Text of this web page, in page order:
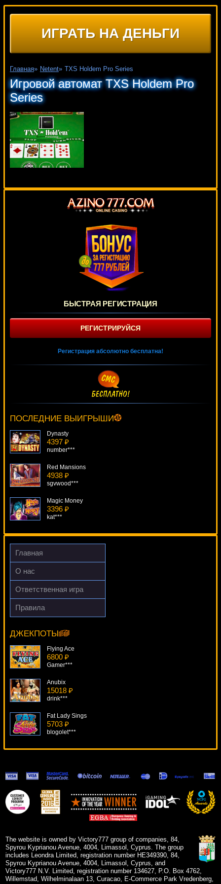
ИГРАТЬ НА ДЕНЬГИ
Главная» Netent» TXS Holdem Pro Series
Игровой автомат TXS Holdem Pro
Series
БЫСТРАЯ РЕГИСТРАЦИЯ
РЕГИСТРИРУЙСЯ
Регистрация абсолютно бесплатна!
ПОСЛЕДНИЕ ВЫИГРЫШИ
kat***
Dynasty
4397 ₽
number***
Red Mansions
4938 ₽
sgvwood***
Magic Money
3396 ₽
kat***
Noah's Ark
2758 ₽
tank***
Главная
О нас
Ответственная игра
Правила
ДЖЕКПОТЫ
Juice'n'Fruits
DenisVS***
Flying Ace
6800 ₽
Gamer***
Anubix
15018 ₽
drink***
Fat Lady Sings
5703 ₽
blogolet***
Mugshot Madness
11089 ₽
ivan-lev***
American Roulette
The website is owned by Victory777 group of companies, 84,
Spyrou Kyprianou Avenue, 4004, Limassol, Cyprus. The group
includes Leondra Limited, registration number HE349390, 84,
Spyrou Kyprianou Avenue, 4004, Limassol, Cyprus, and
Victory777 N.V. Limited, registration number 134627, P.O. Box 4762,
Willemstad, Wilhelminalaan 13, Curacao, E-Commerce Park Vredenberg,